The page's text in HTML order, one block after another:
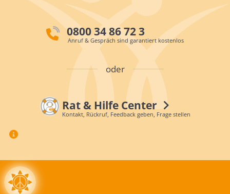
0800 34 86 72 3
Anruf & Gespräch sind garantiert kostenlos
oder
Rat & Hilfe Center
Kontakt, Rückruf, Feedback geben, Frage stellen